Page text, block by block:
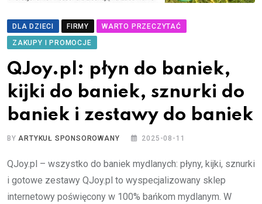
DLA DZIECI FIRMY
WARTO PRZECZYTAĆ
ZAKUPY I PROMOCJE
QJoy.pl: płyn do baniek,
kijki do baniek, sznurki do
baniek i zestawy do baniek
BYARTYKUŁ SPONSOROWANY 2025-08-11
QJoy.pl – wszystko do baniek mydlanych: płyny, kijki, sznurki
i gotowe zestawy QJoy.pl to wyspecjalizowany sklep
internetowy poświęcony w 100% bańkom mydlanym. W